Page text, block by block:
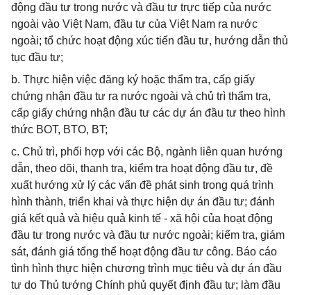
động đầu tư trong nước và đầu tư trực tiếp của nước
ngoài vào Việt Nam, đầu tư của Việt Nam ra nước
ngoài; tổ chức hoạt động xúc tiến đầu tư, hướng dẫn thủ
tục đầu tư;
b. Thực hiện việc đăng ký hoặc thẩm tra, cấp giấy
chứng nhận đầu tư ra nước ngoài và chủ trì thẩm tra,
cấp giấy chứng nhận đầu tư các dự án đầu tư theo hình
thức BOT, BTO, BT;
c. Chủ trì, phối hợp với các Bộ, ngành liên quan hướng
dẫn, theo dõi, thanh tra, kiểm tra hoạt động đầu tư, đề
xuất hướng xử lý các vấn đề phát sinh trong quá trình
hình thành, triển khai và thực hiện dự án đầu tư; đánh
giá kết quả và hiệu quả kinh tế - xã hội của hoạt động
đầu tư trong nước và đầu tư nước ngoài; kiểm tra, giám
sát, đánh giá tổng thể hoạt động đầu tư công. Báo cáo
tình hình thực hiện chương trình mục tiêu và dự án đầu
tư do Thủ tướng Chính phủ quyết định đầu tư; làm đầu